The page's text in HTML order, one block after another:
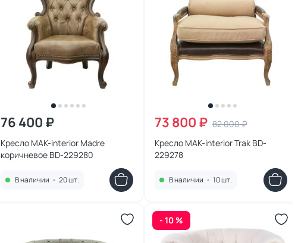
76 400 ₽
Кресло MAK-interior Madre
коричневое BD-229280
В наличии • 20 шт.
73 800 ₽ 82 000 ₽
Кресло MAK-interior Trak BD-
229278
В наличии • 10 шт.
- 10 %